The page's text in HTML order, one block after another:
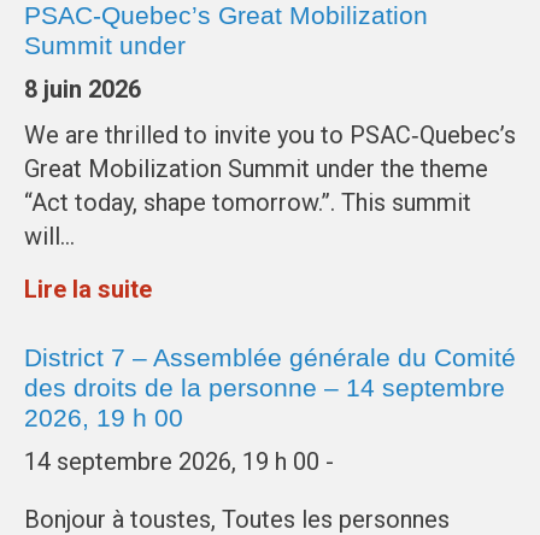
PSAC‑Quebec’s Great Mobilization
Summit under
8 juin 2026
We are thrilled to invite you to PSAC‑Quebec’s
Great Mobilization Summit under the theme
“Act today, shape tomorrow.”. This summit
will…
Lire la suite
District 7 – Assemblée générale du Comité
des droits de la personne – 14 septembre
2026, 19 h 00
14 septembre 2026, 19 h 00 -
Bonjour à toustes, Toutes les personnes